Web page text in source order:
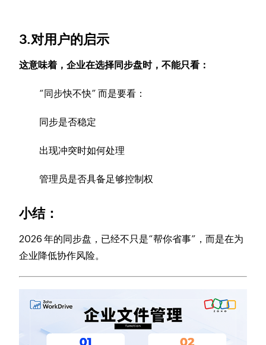
3.对用户的启示
这意味着，企业在选择同步盘时，不能只看：
“同步快不快” 而是要看：
同步是否稳定
出现冲突时如何处理
管理员是否具备足够控制权
小结：
2026 年的同步盘，已经不只是“帮你省事”，而是在为
企业降低协作风险。